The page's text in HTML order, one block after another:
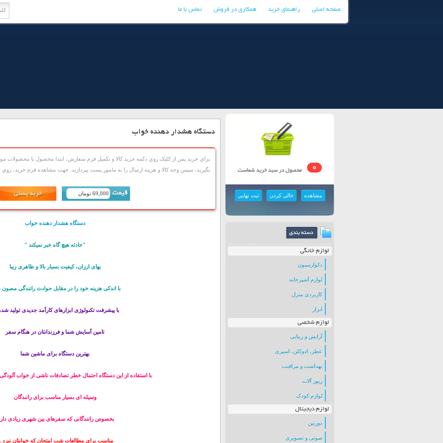
صفحه اصلی راهنمای خرید همکاری در فروش تماس با ما
0
مشاهده خالی کردن ثبت نهایی
لوازم خانگی
دکوارسیون
لوازم آشپزخانه
کاربردی منزل
ابزار
لوازم شخصی
آرایش و زیبایی
عطر، ادوکلن، اسپری
بهداشت و مراقبت
زیور آلات
لوازم کودک
لوازم دیجیتال
دوربین
صوتی و تصویری
دستگاه هشدار دهنده خواب
براي خريد پس از کليک روي دکمه خريد کالا و تکميل فرم سفارش، ابتدا محصول يا محصولات
بگيريد، سپس وجه کالا و هزينه ارسال را به مامور پست بپردازيد. جهت مشاهده فرم خريد، روي
69,000 تومان
دستگاه هشدار دهنده خواب
"حادثه هیچ گاه خبر نمیکند "
بهای ارزان، کیفیت بسیار بالا و ظاهری زیبا
با اندکی هزینه خود را در مقابل حوادث رانندگی مصون
با پیشرفت تکنولوژی ابزارهای کارآمد جدیدی تولید
تامین آسایش شما و فرزندانتان در هنگام سفر
بهترین دستگاه برای ماشین شما
با استفاده از این دستگاه احتمال خطر تصادفات ناشی از خواب
وسیله ای بسیار مناسب برای رانندگان
بخصوص رانندگانی که سفرهای بین شهری زیادی
مناسب برای مطالعات شب امتحان که خوابتان نبرد